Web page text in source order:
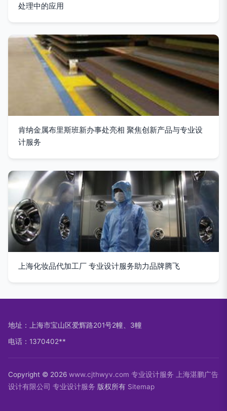
处理中的应用
肯纳金属布里斯班新办事处亮相 聚焦创新产品与专业设
计服务
上海化妆品代加工厂 专业设计服务助力品牌腾飞
地址：上海市宝山区爱辉路201号2幢、3幢
电话：1370402**
Copyright © 2026 www.cjthwyv.com 专业设计服务
上海湛鹏广告
设计有限公司 专业设计服务 版权所有 Sitemap